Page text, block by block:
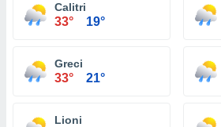
Calitri
33° 19°
Greci
33° 21°
Lioni